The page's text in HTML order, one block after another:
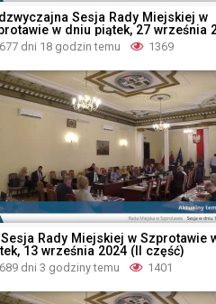
Sesja Rady Miejskiej w
w dniu piątek, 27 września
677 dni 18 godzin temu 1369
Rady Miejskiej w Szprotawie
13 września 2024 (II część)
689 dni 3 godziny temu 1401